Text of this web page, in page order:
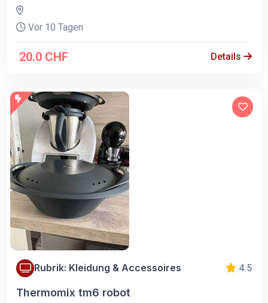
Vor 10 Tagen
20.0 CHF Details
Rubrik: Kleidung & Accessoires 4.5
Thermomix tm6 robot